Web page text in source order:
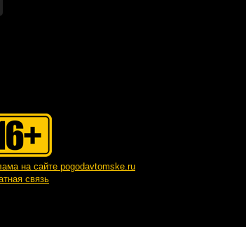
на сайте pogodavtomske.ru
связь